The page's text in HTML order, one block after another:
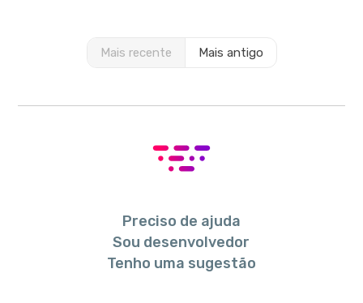
Mais recente Mais antigo
Preciso de ajuda
Sou desenvolvedor
Tenho uma sugestão